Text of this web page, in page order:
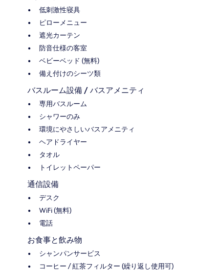
低刺激性寝具
ピローメニュー
遮光カーテン
防音仕様の客室
ベビーベッド (無料)
備え付けのシーツ類
バスルーム設備 / バスアメニティ
専用バスルーム
シャワーのみ
環境にやさしいバスアメニティ
ヘアドライヤー
タオル
トイレットペーパー
通信設備
デスク
WiFi (無料)
電話
お食事と飲み物
シャンパンサービス
コーヒー / 紅茶フィルター (繰り返し使用可)